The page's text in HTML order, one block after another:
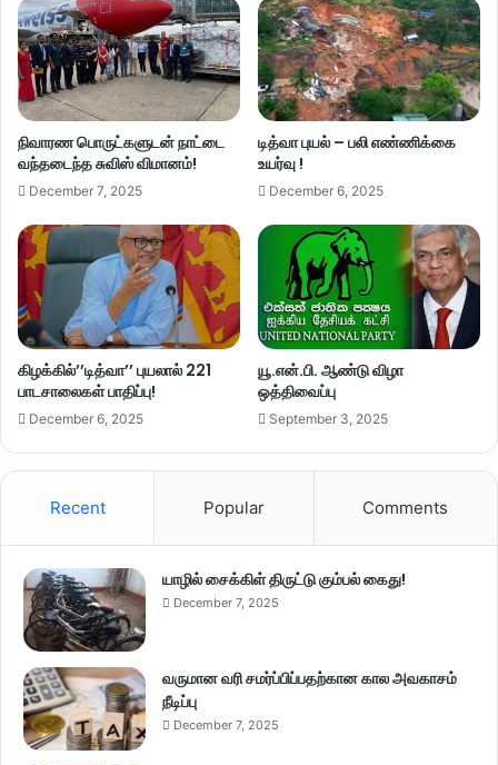
நிவாரண பொருட்களுடன் நாட்டை
வந்தடைந்த சுவிஸ் விமானம்!
December 7, 2025
டித்வா புயல் – பலி எண்ணிக்கை
உயர்வு !
December 6, 2025
கிழக்கில்’’டித்வா’’ புயலால் 221
பாடசாலைகள் பாதிப்பு!
December 6, 2025
யூ.என்.பி. ஆண்டு விழா
ஒத்திவைப்பு
September 3, 2025
Recent Popular Comments
யாழில் சைக்கிள் திருட்டு கும்பல் கைது!
December 7, 2025
வருமான வரி சமர்ப்பிப்பதற்கான கால அவகாசம்
நீடிப்பு
December 7, 2025